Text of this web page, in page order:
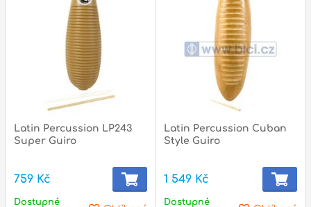
Latin Percussion LP243
Super Guiro
759 Kč
Dostupné
Latin Percussion Cuban
Style Guiro
1 549 Kč
Dostupné